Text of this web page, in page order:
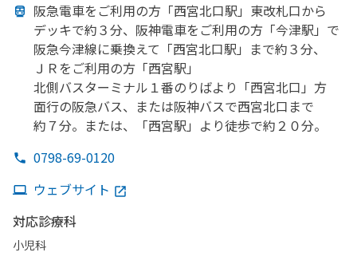
阪急電車を ご利用の方 「西宮北口駅」 東改札口から
デッキで約３分、 阪神電車を ご利用の方 「今津駅」で
阪急今津線に乗換えて 「西宮北口駅」まで約３分、
ＪＲを ご利用の方 「西宮駅」
北側バスターミナル１番のりばより 「西宮北口」 方
面行の阪急バス、 または阪神バスで西宮北口まで
約７分。 または、 「西宮駅」より徒歩で約２０分。
0798-69-0120
ウェブサイト
対応診療科
小児科